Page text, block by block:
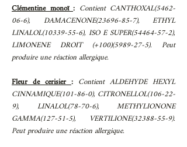
Clémentine monoï: Contient CANTHOXAL(5462-
06-6), DAMACENONE(23696-85-7), ETHYL
LINALOL(10339-55-6), ISO E SUPER(54464-57-2),
LIMONENE DROIT (+100)(5989-27-5). Peut
produire une réaction allergique.
Fleur de cerisier: Contient ALDEHYDE HEXYL
CINNAMIQUE(101-86-0), CITRONELLOL(106-22-
9), LINALOL(78-70-6), METHYLIONONE
GAMMA(127-51-5), VERTILIONE(32388-55-9).
Peut produire une réaction allergique.